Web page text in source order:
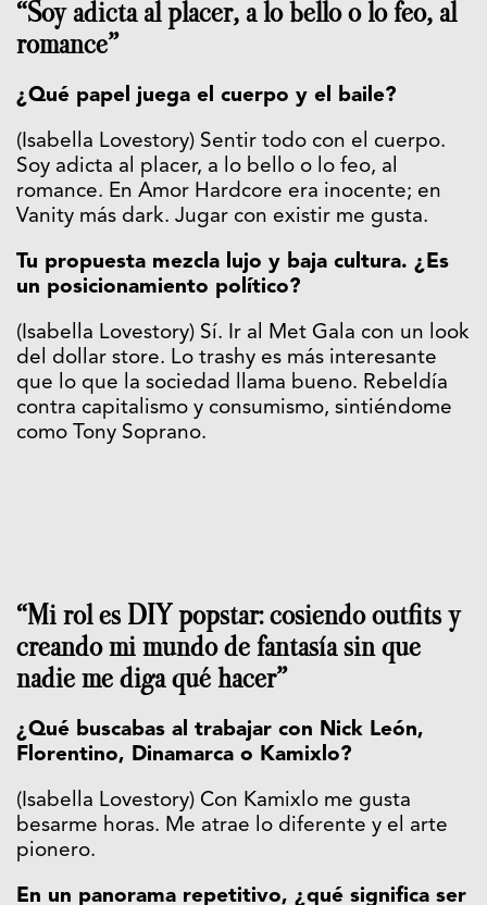
“Soy adicta al placer, a lo bello o lo feo, al
romance”
¿Qué papel juega el cuerpo y el baile?
(Isabella Lovestory) Sentir todo con el cuerpo.
Soy adicta al placer, a lo bello o lo feo, al
romance. En Amor Hardcore era inocente; en
Vanity más dark. Jugar con existir me gusta.
Tu propuesta mezcla lujo y baja cultura. ¿Es
un posicionamiento político?
(Isabella Lovestory) Sí. Ir al Met Gala con un look
del dollar store. Lo trashy es más interesante
que lo que la sociedad llama bueno. Rebeldía
contra capitalismo y consumismo, sintiéndome
como Tony Soprano.
“Mi rol es DIY popstar: cosiendo outfits y
creando mi mundo de fantasía sin que
nadie me diga qué hacer”
¿Qué buscabas al trabajar con Nick León,
Florentino, Dinamarca o Kamixlo?
(Isabella Lovestory) Con Kamixlo me gusta
besarme horas. Me atrae lo diferente y el arte
pionero.
En un panorama repetitivo, ¿qué significa ser